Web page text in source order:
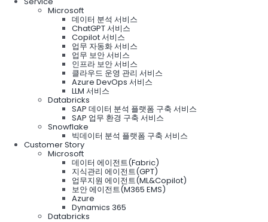
Microsoft
데이터 분석 서비스
ChatGPT 서비스
Copilot 서비스
업무 자동화 서비스
업무 보안 서비스
인프라 보안 서비스
클라우드 운영 관리 서비스
Azure DevOps 서비스
LLM 서비스
Databricks
SAP 데이터 분석 플랫폼 구축 서비스
SAP 업무 환경 구축 서비스
Snowflake
빅데이터 분석 플랫폼 구축 서비스
Customer Story
Microsoft
데이터 에이전트(Fabric)
지식관리 에이전트(GPT)
업무지원 에이전트(ML&Copilot)
보안 에이전트(M365 EMS)
Azure
Dynamics 365
Databricks